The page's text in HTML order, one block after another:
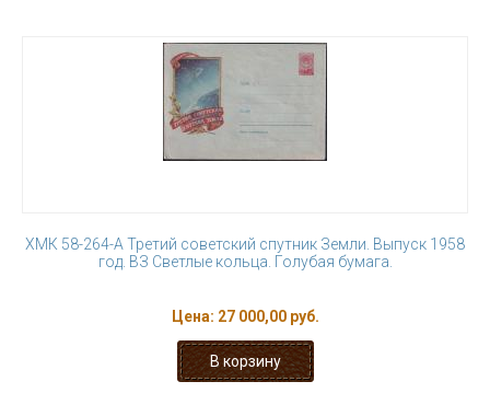
ХМК 58-264-А Третий советский спутник Земли. Выпуск 1958
год. ВЗ Светлые кольца. Голубая бумага.
Цена: 27 000,00 руб.